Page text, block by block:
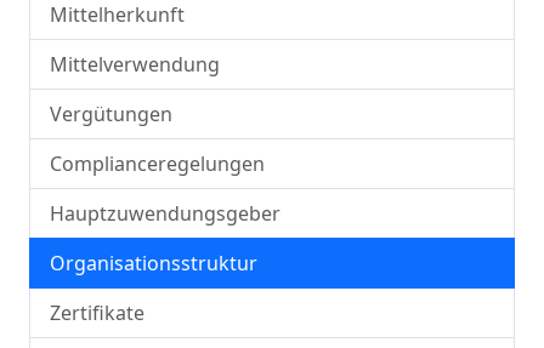
Mittelherkunft
Mittelverwendung
Vergütungen
Complianceregelungen
Hauptzuwendungsgeber
Organisationsstruktur
Zertifikate